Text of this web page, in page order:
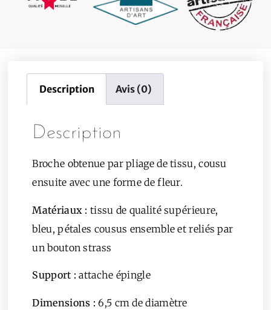
Description Avis (0)
Description
Broche obtenue par pliage de tissu, cousu
ensuite avec une forme de fleur.
Matériaux : tissu de qualité supérieure,
bleu, pétales cousus ensemble et reliés par
un bouton strass
Support : attache épingle
Dimensions : 6,5 cm de diamètre